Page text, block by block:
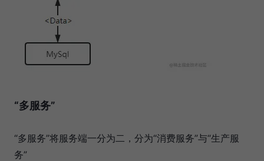
“多服务”
“多服务”将服务端一分为二，分为“消费服务”与“生产服
务”